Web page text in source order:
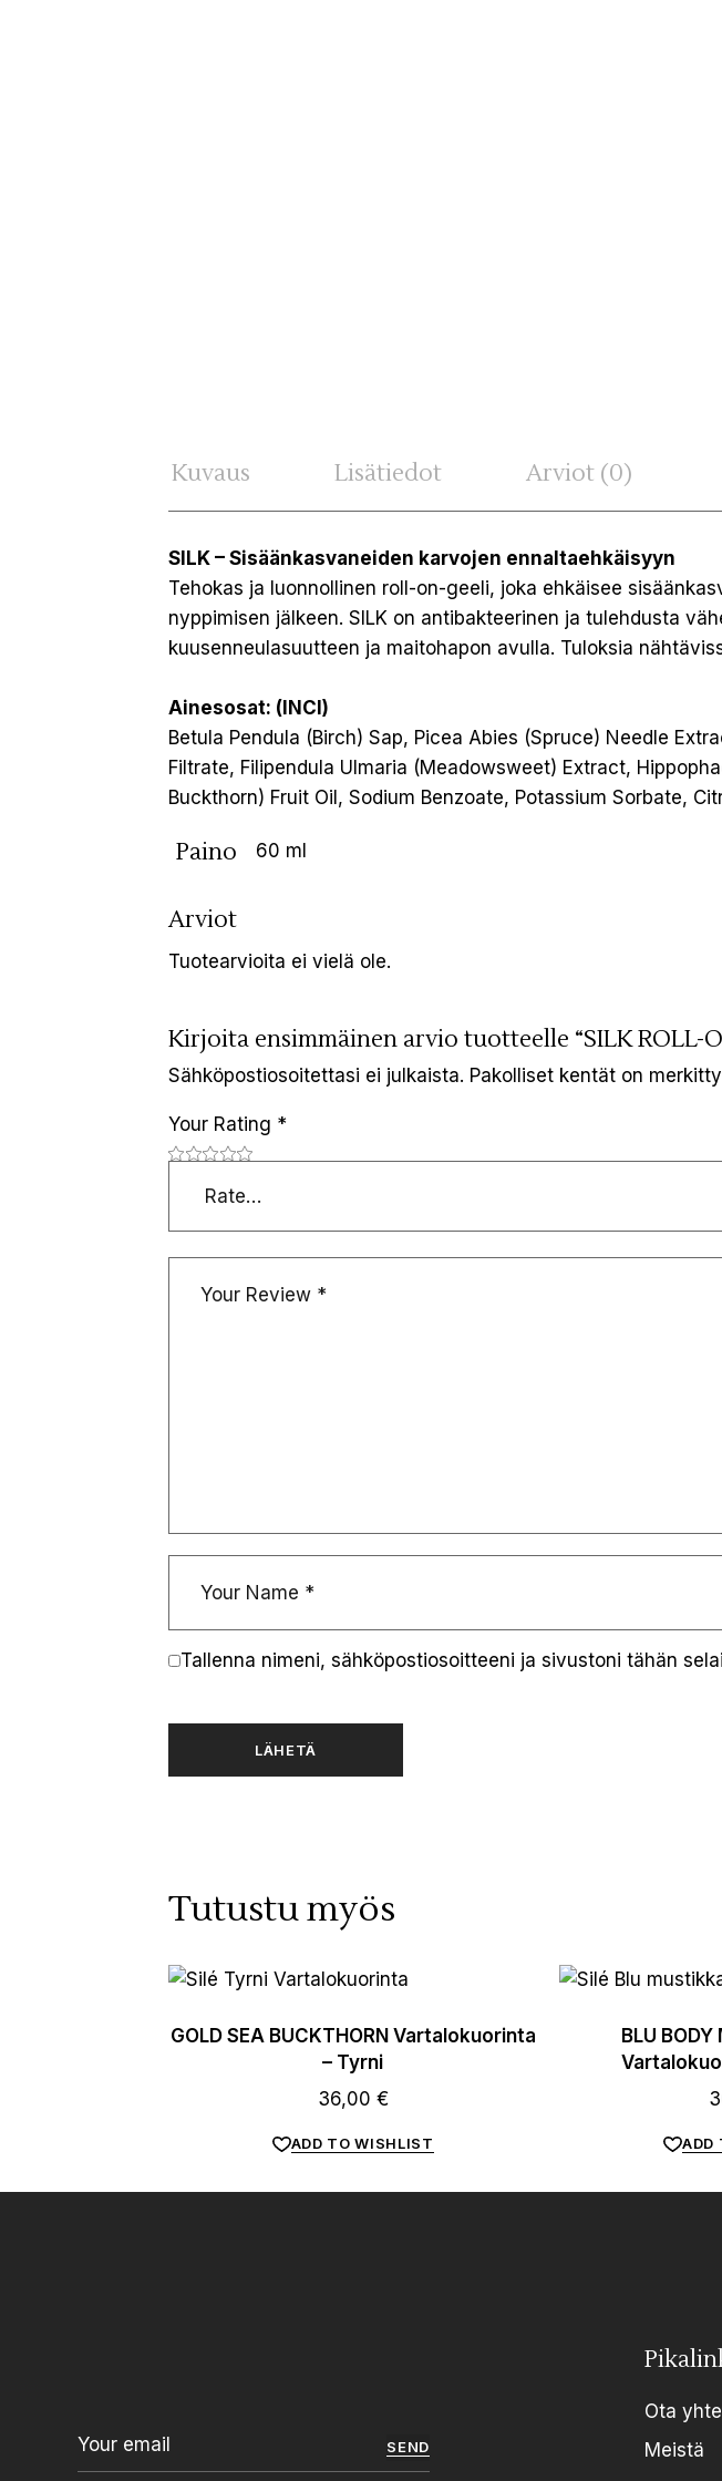
Kuvaus Lisätiedot Arviot (0)
SILK – Sisäänkasvaneiden karvojen ennaltaehkäisyyn
Tehokas ja luonnollinen roll-on-geeli, joka ehkäisee
nyppimisen jälkeen. SILK on antibakteerinen ja tulehdusta
kuusenneulasuutteen ja maitohapon avulla. Tuloksia
Ainesosat: (INCI)
Betula Pendula (Birch) Sap, Picea Abies (Spruce) Needle
Filtrate, Filipendula Ulmaria (Meadowsweet) Extract,
Buckthorn) Fruit Oil, Sodium Benzoate, Potassium Sorbate,
Paino 60 ml
Arviot
Tuotearvioita ei vielä ole.
Kirjoita ensimmäinen arvio tuotteelle “SILK ROLL-
Sähköpostiosoitettasi ei julkaista. Pakolliset kentät on merkitty
Your Rating *
Tallenna nimeni, sähköpostiosoitteeni ja sivustoni tähän
LÄHETÄ
Tutustu myös
GOLD SEA BUCKTHORN Vartalokuorinta
– Tyrni
36,00 €
ADD TO WISHLIST
BLU BODY
ADD
SEND
Ota
Meistä